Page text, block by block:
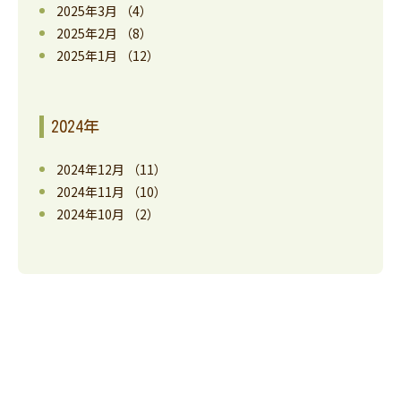
2025年3月
（4）
2025年2月
（8）
2025年1月
（12）
2024年
2024年12月
（11）
2024年11月
（10）
2024年10月
（2）